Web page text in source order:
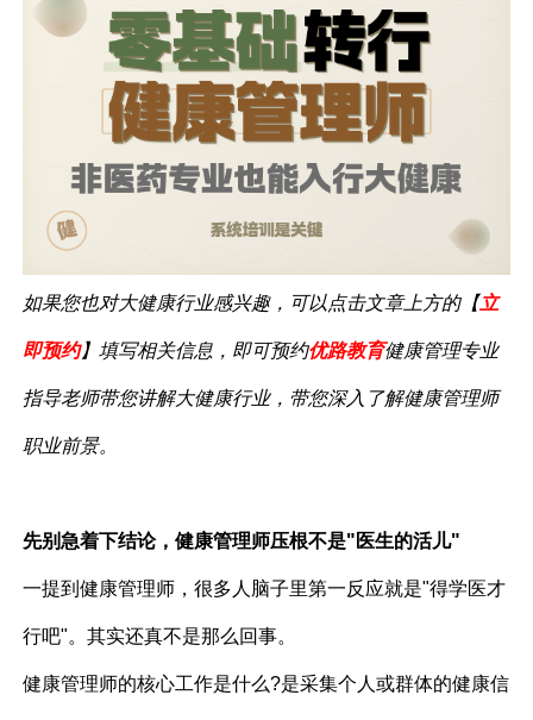
如果您也对大健康行业感兴趣，可以点击文章上方的【立
即预约】填写相关信息，即可预约优路教育健康管理专业
指导老师带您讲解大健康行业，带您深入了解健康管理师
职业前景。
先别急着下结论，健康管理师压根不是"医生的活儿"
一提到健康管理师，很多人脑子里第一反应就是"得学医才
行吧"。其实还真不是那么回事。
健康管理师的核心工作是什么?是采集个人或群体的健康信